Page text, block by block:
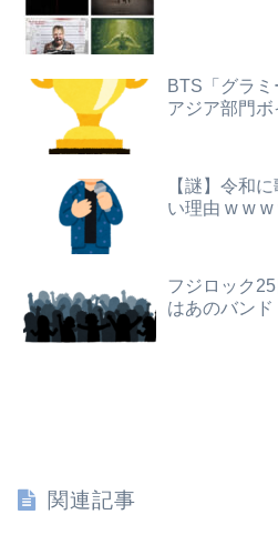
BTS「グラミ
アジア部門
【謎】令和
い理由 w w
フジロック
はあのバン
関連記事